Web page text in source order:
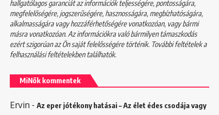
hallgatólagos garanciát az információk teljességére, pontosságára,
megfelelőségére, jogszerűségére, hasznosságára, megbízhatóságára,
alkalmasságára vagy hozzáférhetőségére vonatkozóan, vagy bármi
másra vonatkozóan. Az információkra való bármilyen támaszkodás
ezért szigorúan az Ön saját felelősségére történik. További feltételek a
felhasználási feltételekbentalálhatók.
MiNők kommentek
Ervin - Az eper jótékony hatásai – Az élet édes csodája vagy